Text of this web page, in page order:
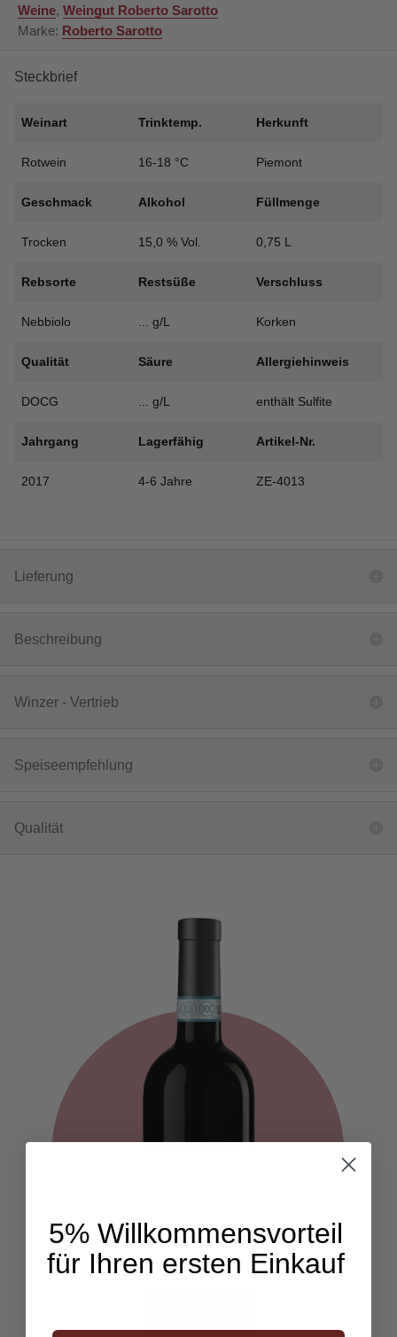
2017
–
–
Menge
Weine, Weingut Roberto Sarotto
Marke: Roberto Sarotto
Steckbrief
Weinart Trinktemp. Herkunft
Rotwein 16-18 °C Piemont
Geschmack Alkohol Füllmenge
Trocken 15,0 % Vol. 0,75 L
Rebsorte Restsüße Verschluss
Nebbiolo ... g/L Korken
Qualität Säure Allergiehinweis
DOCG ... g/L enthält Sulfite
Jahrgang Lagerfähig Artikel-Nr.
2017 4-6 Jahre ZE-4013
Lieferung
Beschreibung
Winzer - Vertrieb
Speiseempfehlung
Qualität
5% Willkommensvorteil
für Ihren ersten Einkauf